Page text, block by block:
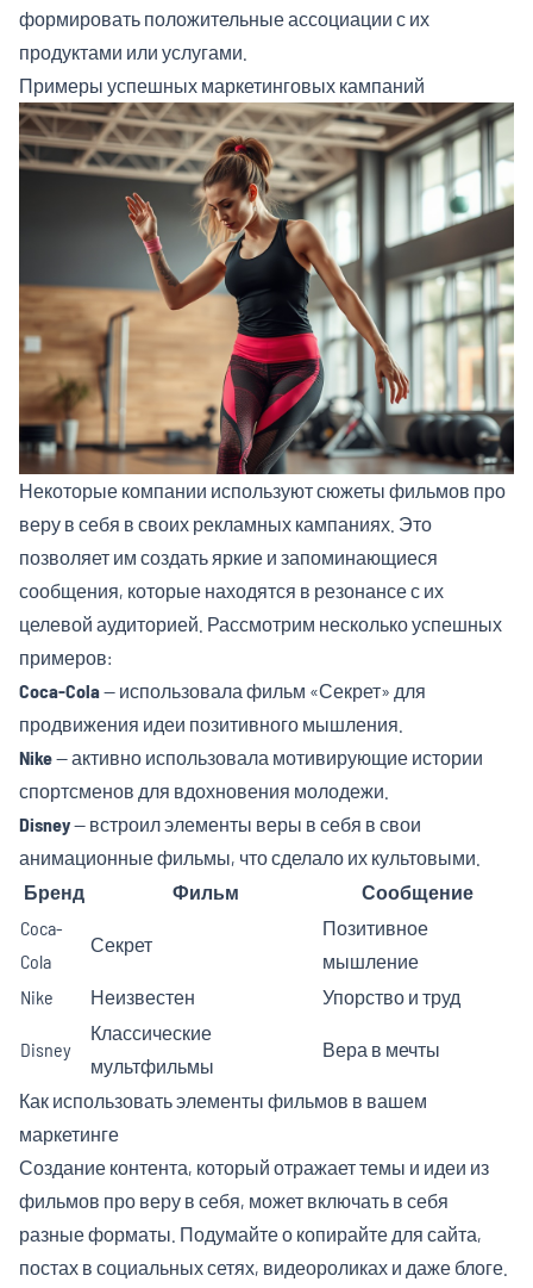
формировать положительные ассоциации с их
продуктами или услугами.
Примеры успешных маркетинговых кампаний
Некоторые компании используют сюжеты фильмов про
веру в себя в своих рекламных кампаниях. Это
позволяет им создать яркие и запоминающиеся
сообщения, которые находятся в резонансе с их
целевой аудиторией. Рассмотрим несколько успешных
примеров:
Coca-Cola— использовала фильм «Секрет» для
продвижения идеи позитивного мышления.
Nike— активно использовала мотивирующие истории
спортсменов для вдохновения молодежи.
Disney— встроил элементы веры в себя в свои
анимационные фильмы, что сделало их культовыми.
Бренд
Фильм
Сообщение
Coca-
Cola
Секрет
Позитивное
мышление
Nike
Неизвестен Упорство и труд
Disney
Классические
мультфильмы
Вера в мечты
Как использовать элементы фильмов в вашем
маркетинге
Создание контента, который отражает темы и идеи из
фильмов про веру в себя, может включать в себя
разные форматы. Подумайте о копирайте для сайта,
постах в социальных сетях, видеороликах и даже блоге.